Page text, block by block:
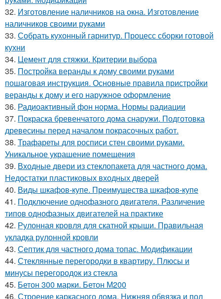
32. Изготовление наличников на окна. Изготовление
наличников своими руками
33. Собрать кухонный гарнитур. Процесс сборки готовой
кухни
34. Цемент для стяжки. Критерии выбора
35. Постройка веранды к дому своими руками
пошаговая инструкция. Основные правила пристройки
веранды к дому и его наружное оформление
36. Радиоактивный фон норма. Нормы радиации
37. Покраска бревенчатого дома снаружи. Подготовка
древесины перед началом покрасочных работ.
38. Трафареты для росписи стен своими руками.
Уникальное украшение помещения
39. Входные двери из стеклопакета для частного дома.
Недостатки пластиковых входных дверей
40. Виды шкафов-купе. Преимущества шкафов-купе
41. Подключение однофазного двигателя. Различение
типов однофазных двигателей на практике
42. Рулонная кровля для скатной крыши. Правильная
укладка рулонной кровли
43. Септик для частного дома топас. Модификации
44. Стеклянные перегородки в квартиру. Плюсы и
минусы перегородок из стекла
45. Бетон 300 марки. Бетон М200
46. Строение каркасного дома. Нижняя обвязка и пол